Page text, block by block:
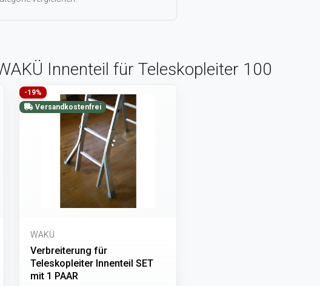
Innenteil für Teleskopleiter 100
-19%
Versandkostenfrei
WAKÜ
Verbreiterung für
Teleskopleiter Innenteil SET
mit 1 PAAR